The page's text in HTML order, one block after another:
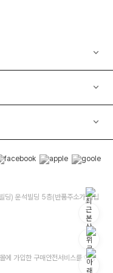
) 운석빌딩 5층(반품주소가 아닙
에 가입한 구매안전서비스를 이용